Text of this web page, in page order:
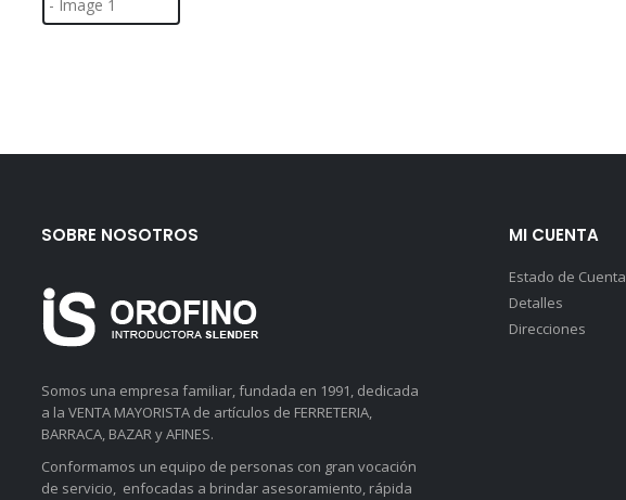
SOBRE NOSOTROS
Somos una empresa familiar, fundada en 1991, dedicada
a la VENTA MAYORISTA de artículos de FERRETERIA,
BARRACA, BAZAR y AFINES.
Conformamos un equipo de personas con gran vocación
de servicio, enfocadas a brindar asesoramiento, rápida
MI CUENTA
Estado de Cuenta
Detalles
Direcciones